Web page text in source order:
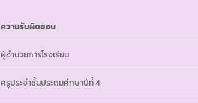
ความรับผิดชอบ
ผู้อำนวยการโรงเรียน
ครูประจำชั้นประถมศึกษาปีที่ 4